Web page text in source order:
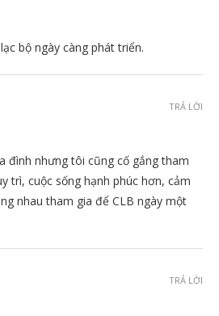
bộ ngày càng phát triển.
đình nhưng tôi cũng cố gắng tham
trì, cuộc sống hạnh phúc hơn, cảm
nhau tham gia để CLB ngày một
TRẢ LỜI
TRẢ LỜI